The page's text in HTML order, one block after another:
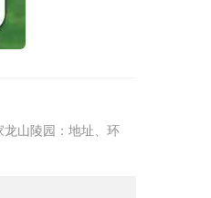
山陵园：地址、环